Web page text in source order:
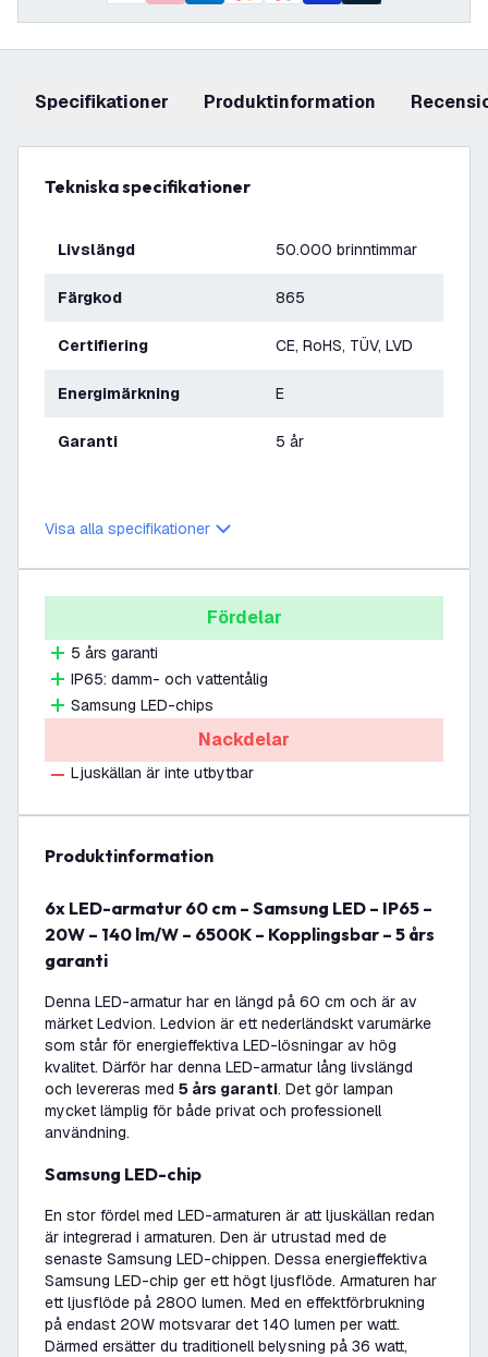
Specifikationer produktinformation
Tekniska specifikationer
Livslängd 50.000 brinntimmar
Färgkod 865
Certifiering CE, RoHS, TÜV, LVD
Energimärkning E
Garanti 5 år
Visa alla specifikationer
Fördelar
5 års garanti
IP65: damm- och vattentålig
Samsung LED-chips
Nackdelar
Ljuskällan är inte utbytbar
produktinformation
6x LED-armatur 60 cm – Samsung LED – IP65 –
20W – 140 lm/W – 6500K – Kopplingsbar – 5 års
garanti
Denna LED-armatur har en längd på 60 cm och är av
märket Ledvion. Ledvion är ett nederländskt varumärke
som står för energieffektiva LED-lösningar av hög
kvalitet. Därför har denna LED-armatur lång livslängd
och levereras med 5 års garanti. Det gör lampan
mycket lämplig för både privat och professionell
användning.
Samsung LED-chip
En stor fördel med LED-armaturen är att ljuskällan redan
är integrerad i armaturen. Den är utrustad med de
senaste Samsung LED-chippen. Dessa energieffektiva
Samsung LED-chip ger ett högt ljusflöde. Armaturen har
ett ljusflöde på 2800 lumen. Med en effektförbrukning
på endast 20W motsvarar det 140 lumen per watt.
Därmed ersätter du traditionell belysning på 36 watt,